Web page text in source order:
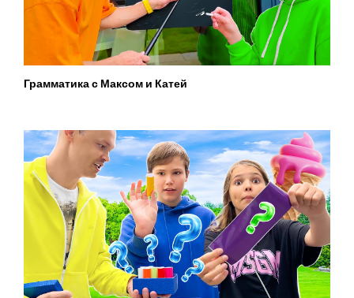
Грамматика с Максом и Катей